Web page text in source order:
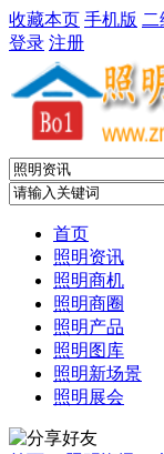
收藏本页 手机版
登录 注册
首页
照明资讯
照明商机
照明商圈
照明产品
照明图库
照明新场景
照明展会